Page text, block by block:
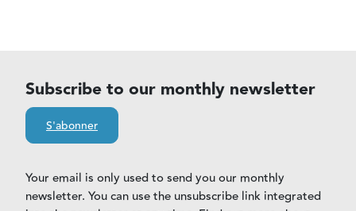
Subscribe to our monthly newsletter
S'abonner
Your email is only used to send you our monthly
newsletter. You can use the unsubscribe link integrated